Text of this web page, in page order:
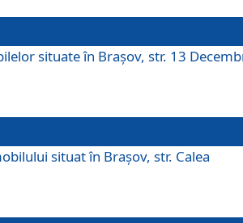
situate în Brașov, str. 13
situat în Brașov, str. Calea